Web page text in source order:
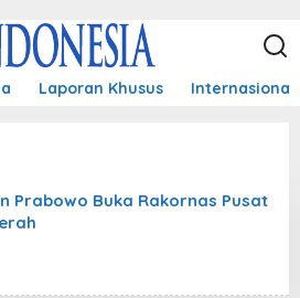
Laporan Khusus Internasional
Prabowo Buka Rakornas Pusat